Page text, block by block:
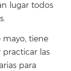
lugar todos
mayo, tiene
las
para